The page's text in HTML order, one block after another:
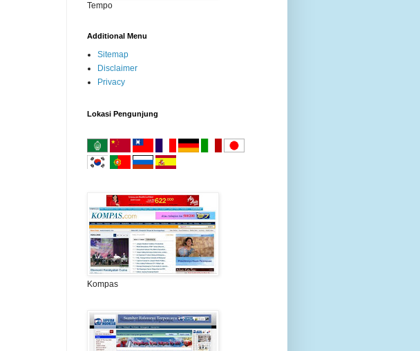
Tempo
Additional Menu
Sitemap
Disclaimer
Privacy
Lokasi Pengunjung
Kompas